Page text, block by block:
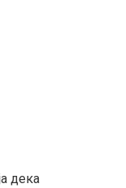
дека